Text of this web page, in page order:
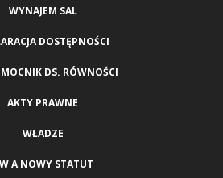
WYNAJEM SAL
DOSTĘPNOŚCI
DS. RÓWNOŚCI
AKTY PRAWNE
WŁADZE
A NOWY STATUT